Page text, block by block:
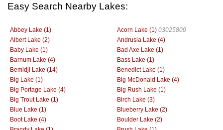
Easy Search Nearby Lakes:
Abbey Lake (1) Acorn Lake (1) 03025800
Albert Lake (2)
Andrusia Lake (4)
Baby Lake (1)
Bad Axe Lake (1)
Barnum Lake (4)
Bass Lake (1)
Bemidji Lake (14)
Benedict Lake (1)
Big Lake (1)
Big McDonald Lake (4)
Big Portage Lake (4)
Big Rush Lake (1)
Big Trout Lake (1)
Birch Lake (3)
Blue Lake (1)
Blueberry Lake (2)
Boot Lake (4)
Boulder Lake (2)